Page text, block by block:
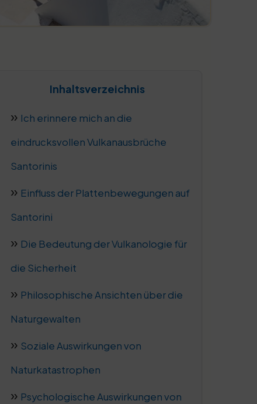
Inhaltsverzeichnis
Ich erinnere mich an die
eindrucksvollen Vulkanausbrüche
Santorinis
Einfluss der Plattenbewegungen auf
Santorini
Die Bedeutung der Vulkanologie für
die Sicherheit
Philosophische Ansichten über die
Naturgewalten
Soziale Auswirkungen von
Naturkatastrophen
Psychologische Auswirkungen von